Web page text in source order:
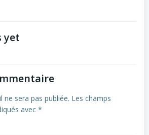
yet
ne sera pas publiée. Les champs
avec *